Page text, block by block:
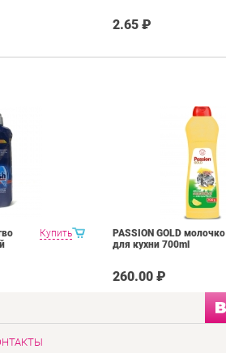
2.65 ₽
Купить
PASSION GOLD молочко
для кухни 700ml
260.00 ₽